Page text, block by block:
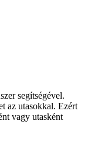
segítségével.
az utasokkal. Ezért
vagy utasként